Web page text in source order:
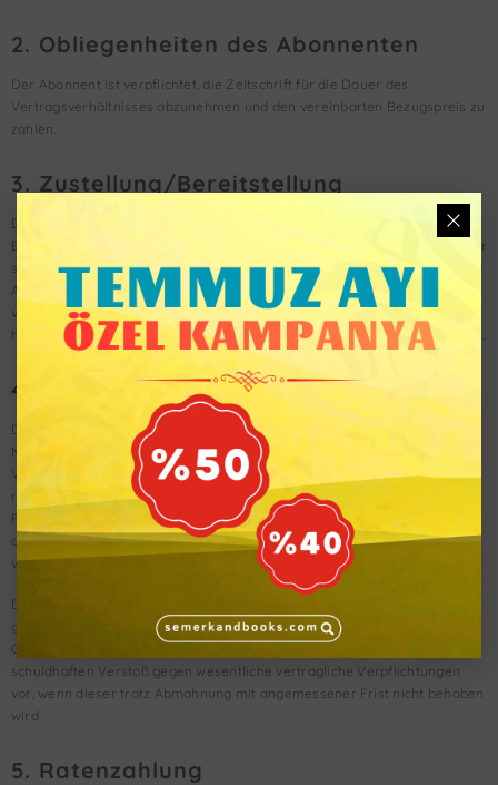
2. Obliegenheiten des Abonnenten
Der Abonnent ist verpflichtet, die Zeitschrift für die Dauer des
Vertragsverhältnisses abzunehmen und den vereinbarten Bezugspreis zu
zahlen.
3. Zustellung/Bereitstellung
Die Lieferung der Zeitschrift erfolgt innerhalb des Erscheinungsmonats.
Ein Mangel in der Zustellung ist unverzüglich durch eine telefonische oder
schriftliche Reklamation anzuzeigen. Bei verspäteten Reklamationen sind
Ansprüche für die Vergangenheit ausgeschlossen. Für Nichtlieferungen,
verspätete Lieferungen oder Sachschäden im Zuge der Auslieferung
haftet die EROL Medien GmbH nur bei Vorsatz oder grober Fahrlässigkeit.
4. Vertragsdauer und Kündigung
Die Bestellung des Abonnements gilt zunächst für die Dauer von 12
Monaten. Das Abonnement verlängert sich nach Ablauf der vereinbarten
Vertragslaufzeit jeweils auf unbestimmte Zeit, wenn der Abonnent nicht
rechtzeitig kündigt. Der Abonnent kann den Vertrag jederzeit mit einer
Frist von einem Monat zum Ende des nächsten Monats kündigen, wie es
die gesetzlichen Regelungen für Abonnementverträge (§ 309 Nr. 9 BGB)
vorsehen.
Das Recht beider Parteien, den Vertrag aus wichtigem Grund,
gegebenenfalls auch fristlos zu kündigen, bleibt unberührt. Ein wichtiger
Grund liegt insbesondere bei Zahlungsverzug oder bei einem
schuldhaften Verstoß gegen wesentliche vertragliche Verpflichtungen
vor, wenn dieser trotz Abmahnung mit angemessener Frist nicht behoben
wird.
5. Ratenzahlung